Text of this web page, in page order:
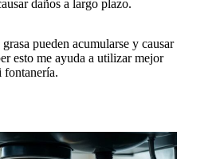
daños a largo plazo.
pueden acumularse y causar
esto me ayuda a utilizar mejor
fontanería.